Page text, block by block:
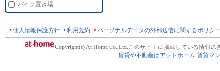
バイク置き場
個人情報保護方針 利用規約 パーソナルデータの外部送信に関するポリシ
Copyright(c) At Home Co.,Ltd.このサイトに掲載している情報の
賃貸や不動産はアットホーム-賃貸マ